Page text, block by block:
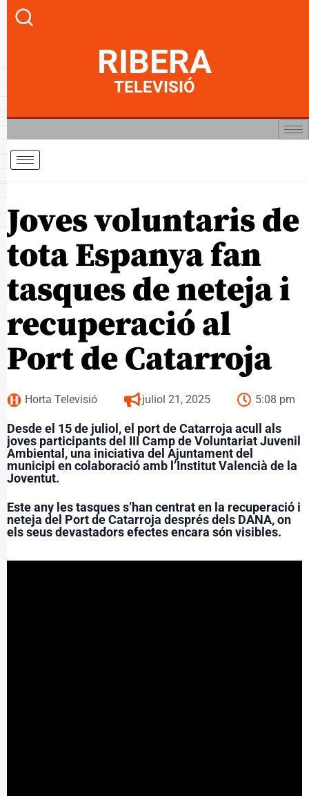
RIBERA
TELEVISIÓ
Joves voluntaris de
tota Espanya fan
tasques de neteja i
recuperació al
Port de Catarroja
Horta Televisió juliol 21, 2025 5:08 pm
Desde el 15 de juliol, el port de Catarroja acull als
joves participants del III Camp de Voluntariat Juvenil
Ambiental, una iniciativa del Ajuntament del
municipi en colaboració amb l’Institut Valencià de la
Joventut.
Este any les tasques s’han centrat en la recuperació i
neteja del Port de Catarroja després dels DANA, on
els seus devastadors efectes encara són visibles.